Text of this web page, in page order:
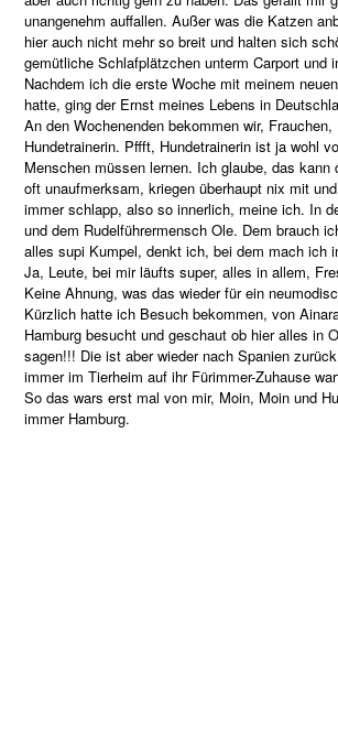
unangenehm auffallen. Außer was die Katzen
hier auch nicht mehr so breit und halten sich
gemütliche Schlafplätzchen unterm Carport und
Nachdem ich die erste Woche mit meinem
hatte, ging der Ernst meines Lebens in
An den Wochenenden bekommen wir,
Hundetrainerin. Pffft, Hundetrainerin ist ja wohl
Menschen müssen lernen. Ich glaube, das
oft unaufmerksam, kriegen überhaupt nix mit
immer schlapp, also so innerlich, meine ich. In
und dem Rudelführermensch Ole. Dem brauch
alles supi Kumpel, denkt ich, bei dem mach ich
Ja, Leute, bei mir läufts super, alles in allem,
Keine Ahnung, was das wieder für ein
Kürzlich hatte ich Besuch bekommen, von
Hamburg besucht und geschaut ob hier alles in
sagen!!! Die ist aber wieder nach Spanien
immer im Tierheim auf ihr Fürimmer-Zuhause
So das wars erst mal von mir, Moin, Moin und
immer Hamburg.